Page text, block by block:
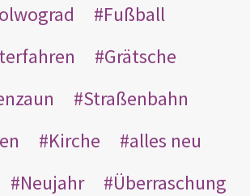
Fußball
Grätsche
Straßenbahn
Kirche
alles neu
Neujahr
Überraschung